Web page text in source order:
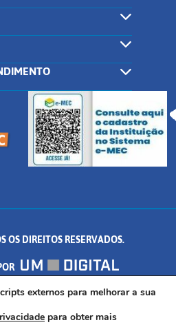
ferramentas
OS DIREITOS RESERVADOS.
- PALMEIRAS, FORMIGA/MG - CEP:
35.574.530
externos para melhorar a sua
para obter mais